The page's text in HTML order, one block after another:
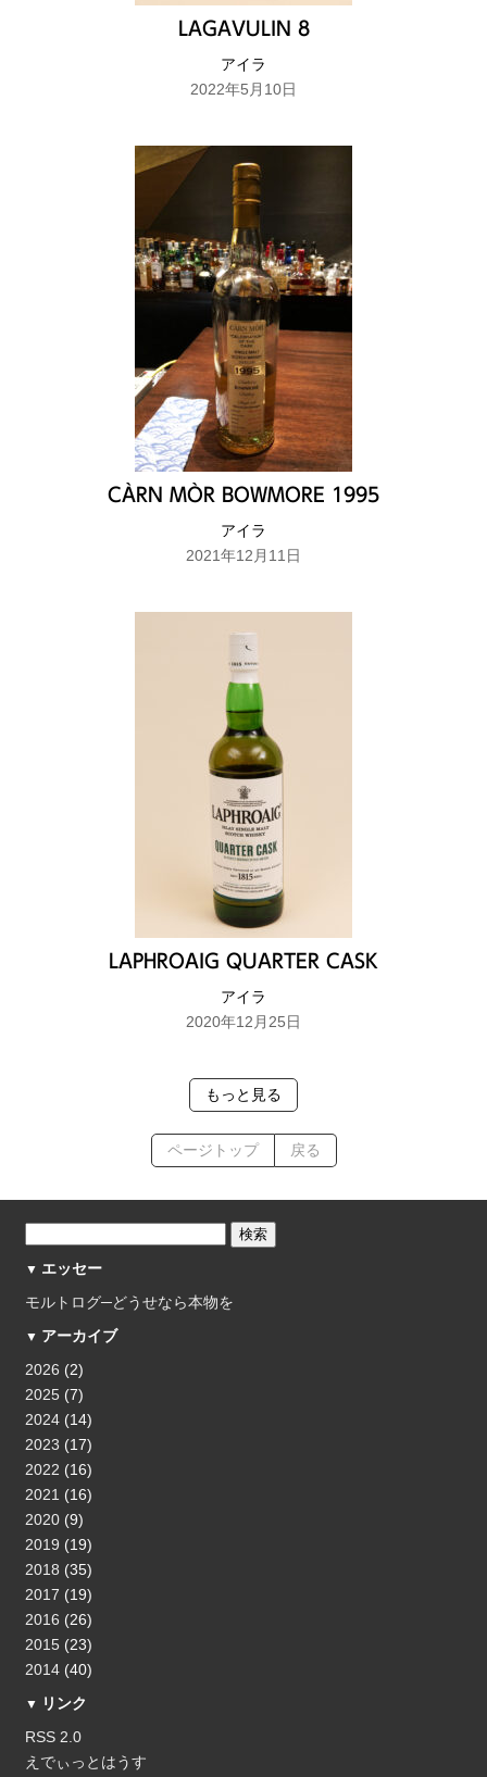
LAGAVULIN 8
アイラ
2022年5月10日
CÀRN MÒR BOWMORE 1995
アイラ
2021年12月11日
LAPHROAIG QUARTER CASK
アイラ
2020年12月25日
もっと見る
ページトップ 戻る
エッセー
モルトログ─どうせなら本物を
アーカイブ
2026 (2)
2025(7)
2024(14)
2023 (17)
2022 (16)
2021 (16)
2020(9)
2019 (19)
2018 (35)
2017 (19)
2016 (26)
2015(23)
2014(40)
リンク
RSS 2.0
えでぃっとはうす